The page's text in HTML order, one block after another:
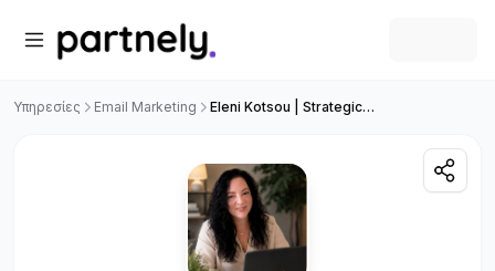
Υπηρεσίες Email Marketing Eleni Kotsou | Strategic Email Funnel Architect